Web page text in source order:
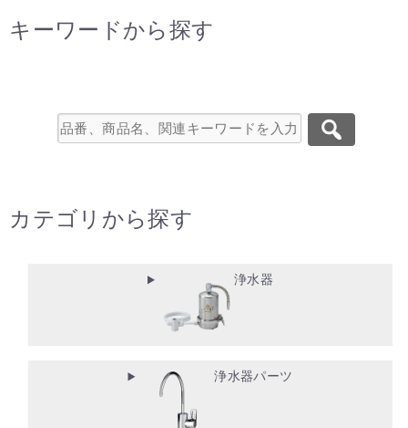
キーワードから探す
カテゴリから探す
浄水器
浄水器パーツ